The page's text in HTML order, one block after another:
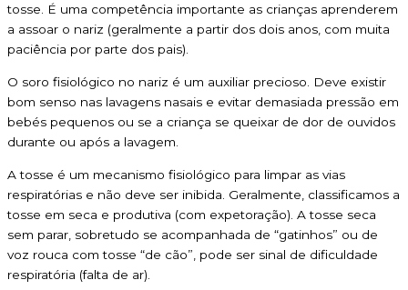
tosse. É uma competência importante as crianças aprenderem
a assoar o nariz (geralmente a partir dos dois anos, com muita
paciência por parte dos pais).
O soro fisiológico no nariz é um auxiliar precioso. Deve existir
bom senso nas lavagens nasais e evitar demasiada pressão em
bebés pequenos ou se a criança se queixar de dor de ouvidos
durante ou após a lavagem.
A tosse é um mecanismo fisiológico para limpar as vias
respiratórias e não deve ser inibida. Geralmente, classificamos a
tosse em seca e produtiva (com expetoração). A tosse seca
sem parar, sobretudo se acompanhada de “gatinhos” ou de
voz rouca com tosse “de cão”, pode ser sinal de dificuldade
respiratória (falta de ar).